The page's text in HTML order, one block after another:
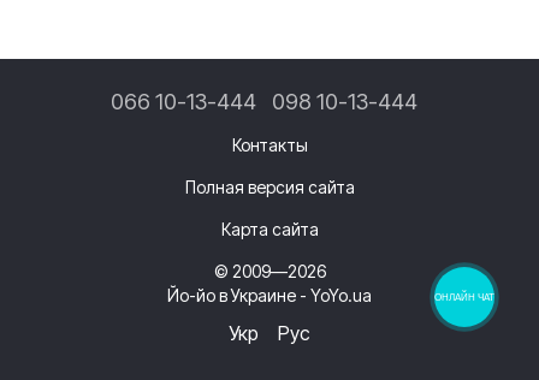
066 10-13-444 098 10-13-444
Контакты
Полная версия сайта
Карта сайта
© 2009—2026
Йо-йо в Украине - YoYo.ua
Укр Рус
ОНЛАЙН ЧАТ